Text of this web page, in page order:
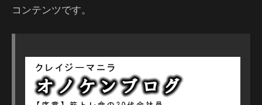
コンテンツです。